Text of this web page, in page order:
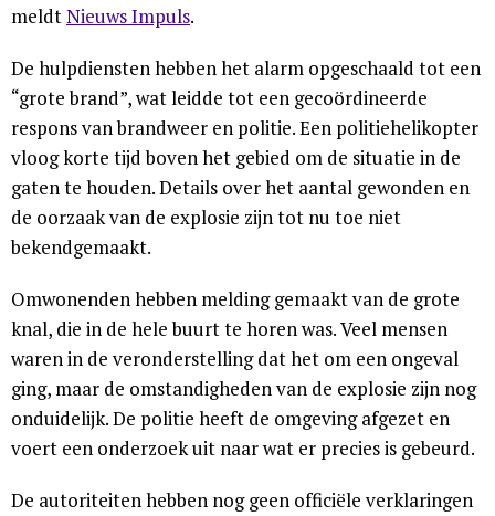
meldtNieuws Impuls.
De hulpdiensten hebben het alarm opgeschaald tot een
“grote brand”, wat leidde tot een gecoördineerde
respons van brandweer en politie. Een politiehelikopter
vloog korte tijd boven het gebied om de situatie in de
gaten te houden. Details over het aantal gewonden en
de oorzaak van de explosie zijn tot nu toe niet
bekendgemaakt.
Omwonenden hebben melding gemaakt van de grote
knal, die in de hele buurt te horen was. Veel mensen
waren in de veronderstelling dat het om een ongeval
ging, maar de omstandigheden van de explosie zijn nog
onduidelijk. De politie heeft de omgeving afgezet en
voert een onderzoek uit naar wat er precies is gebeurd.
De autoriteiten hebben nog geen officiële verklaringen